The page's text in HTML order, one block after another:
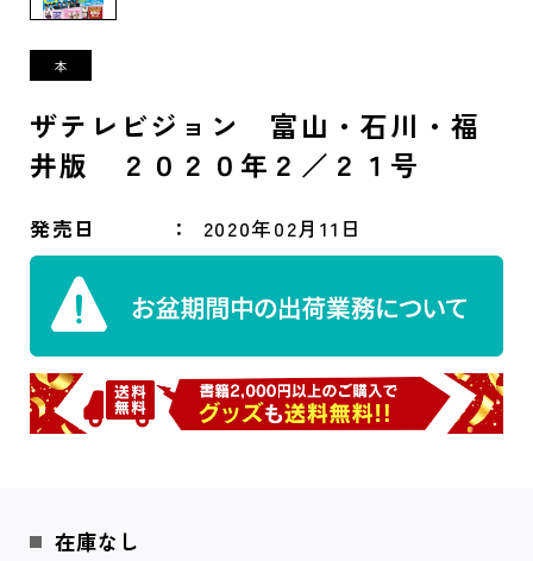
ザテレビジョン 富山・石川・福
井版 ２０２０年２／２１号
発売日 2020年02月11日
在庫なし